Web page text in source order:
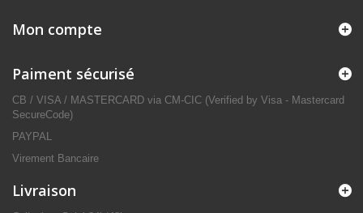
Mon compte
Paiment sécurisé
CB / VISA / MASTERCARD via CM-CIC (Verified by Visa - Mastercard
SecureCode)
PAYPAL
Virement Bancaire
Livraison